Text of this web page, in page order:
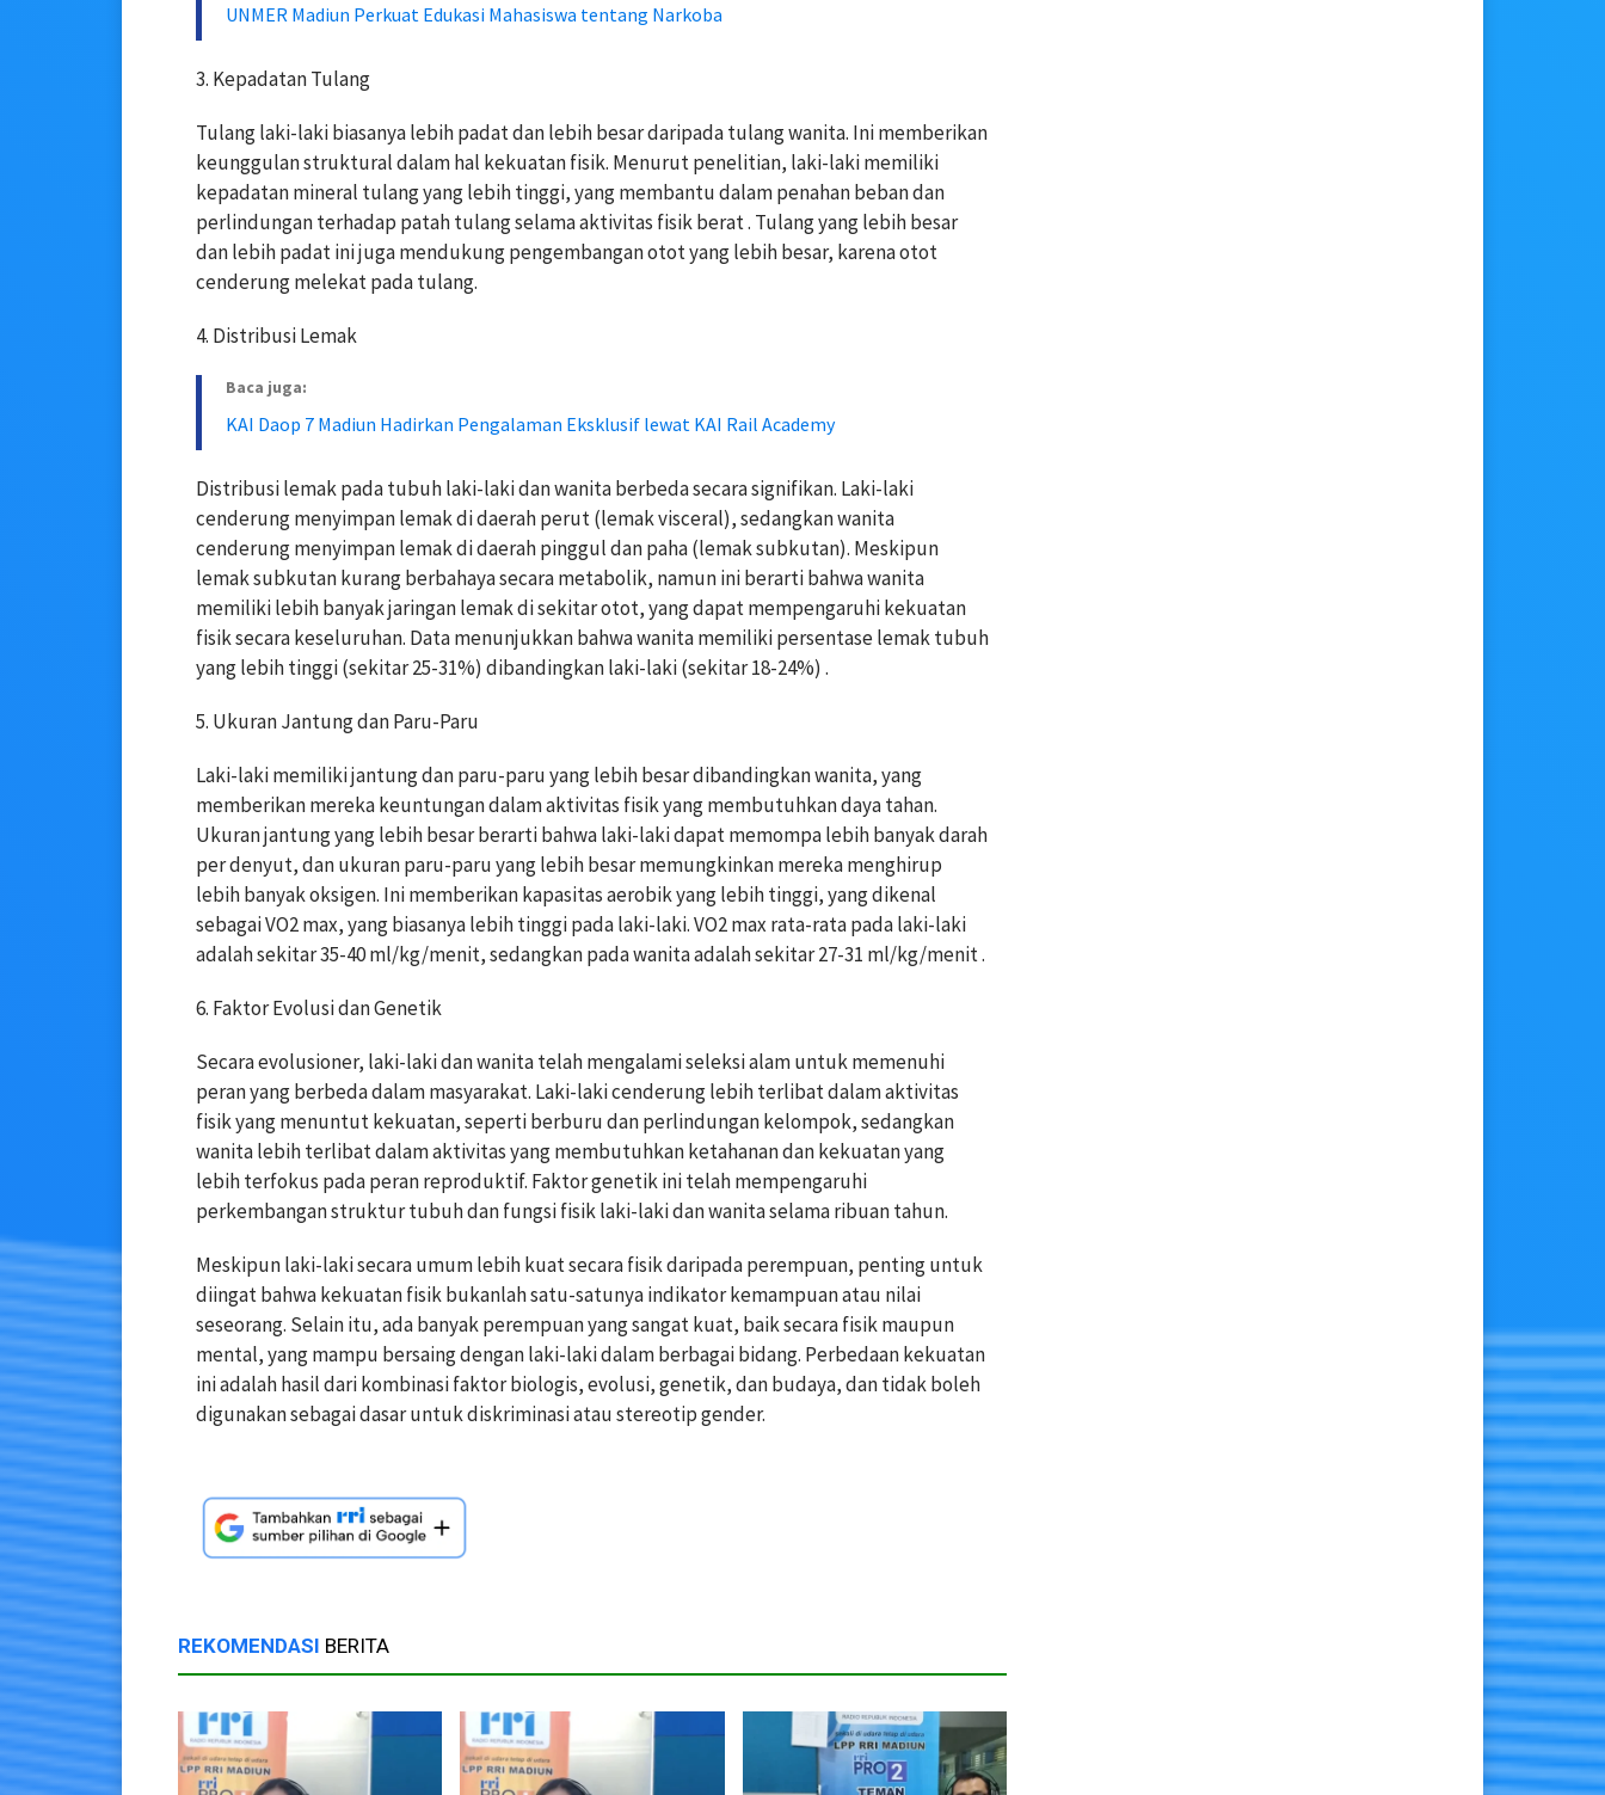
UNMER Madiun Perkuat Edukasi Mahasiswa tentang Narkoba
3. Kepadatan Tulang
Tulang laki-laki biasanya lebih padat dan lebih besar daripada tulang wanita. Ini memberikan
keunggulan struktural dalam hal kekuatan fisik. Menurut penelitian, laki-laki memiliki
kepadatan mineral tulang yang lebih tinggi, yang membantu dalam penahan beban dan
perlindungan terhadap patah tulang selama aktivitas fisik berat . Tulang yang lebih besar
dan lebih padat ini juga mendukung pengembangan otot yang lebih besar, karena otot
cenderung melekat pada tulang.
4. Distribusi Lemak
Baca juga:
KAI Daop 7 Madiun Hadirkan Pengalaman Eksklusif lewat KAI Rail Academy
Distribusi lemak pada tubuh laki-laki dan wanita berbeda secara signifikan. Laki-laki
cenderung menyimpan lemak di daerah perut (lemak visceral), sedangkan wanita
cenderung menyimpan lemak di daerah pinggul dan paha (lemak subkutan). Meskipun
lemak subkutan kurang berbahaya secara metabolik, namun ini berarti bahwa wanita
memiliki lebih banyak jaringan lemak di sekitar otot, yang dapat mempengaruhi kekuatan
fisik secara keseluruhan. Data menunjukkan bahwa wanita memiliki persentase lemak tubuh
yang lebih tinggi (sekitar 25-31%) dibandingkan laki-laki (sekitar 18-24%) .
5. Ukuran Jantung dan Paru-Paru
Laki-laki memiliki jantung dan paru-paru yang lebih besar dibandingkan wanita, yang
memberikan mereka keuntungan dalam aktivitas fisik yang membutuhkan daya tahan.
Ukuran jantung yang lebih besar berarti bahwa laki-laki dapat memompa lebih banyak darah
per denyut, dan ukuran paru-paru yang lebih besar memungkinkan mereka menghirup
lebih banyak oksigen. Ini memberikan kapasitas aerobik yang lebih tinggi, yang dikenal
sebagai VO2 max, yang biasanya lebih tinggi pada laki-laki. VO2 max rata-rata pada laki-laki
adalah sekitar 35-40 ml/kg/menit, sedangkan pada wanita adalah sekitar 27-31 ml/kg/menit .
6. Faktor Evolusi dan Genetik
Secara evolusioner, laki-laki dan wanita telah mengalami seleksi alam untuk memenuhi
peran yang berbeda dalam masyarakat. Laki-laki cenderung lebih terlibat dalam aktivitas
fisik yang menuntut kekuatan, seperti berburu dan perlindungan kelompok, sedangkan
wanita lebih terlibat dalam aktivitas yang membutuhkan ketahanan dan kekuatan yang
lebih terfokus pada peran reproduktif. Faktor genetik ini telah mempengaruhi
perkembangan struktur tubuh dan fungsi fisik laki-laki dan wanita selama ribuan tahun.
Meskipun laki-laki secara umum lebih kuat secara fisik daripada perempuan, penting untuk
diingat bahwa kekuatan fisik bukanlah satu-satunya indikator kemampuan atau nilai
seseorang. Selain itu, ada banyak perempuan yang sangat kuat, baik secara fisik maupun
mental, yang mampu bersaing dengan laki-laki dalam berbagai bidang. Perbedaan kekuatan
ini adalah hasil dari kombinasi faktor biologis, evolusi, genetik, dan budaya, dan tidak boleh
digunakan sebagai dasar untuk diskriminasi atau stereotip gender.
REKOMENDASI BERITA